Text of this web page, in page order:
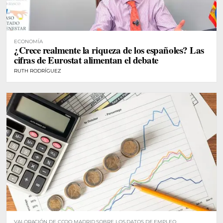
ECONOMÍA
¿Crece realmente la riqueza de los españoles? Las
cifras de Eurostat alimentan el debate
RUTH RODRÍGUEZ
VALORACIÓN DE CCOO MADRID SOBRE LOS DATOS DE EMPLEO